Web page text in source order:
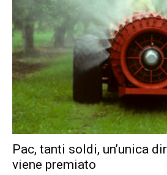
Pac, tanti soldi, un’unica
viene premiato